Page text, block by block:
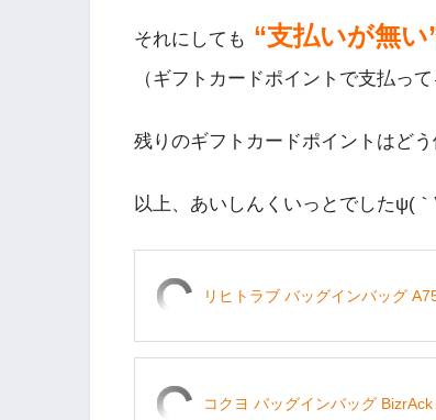
それにしても “支払いが無い
（ギフトカードポイントで支払っ
残りのギフトカードポイントはど
以上、あいしんくいっとでしたψ(
リヒトラブ バッグインバッグ
コクヨ バッグインバッグ